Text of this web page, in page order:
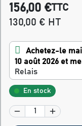
156,00 €TTC
130,00 € HT
Achetez-le
10 août 2026 et
Relais
En stock